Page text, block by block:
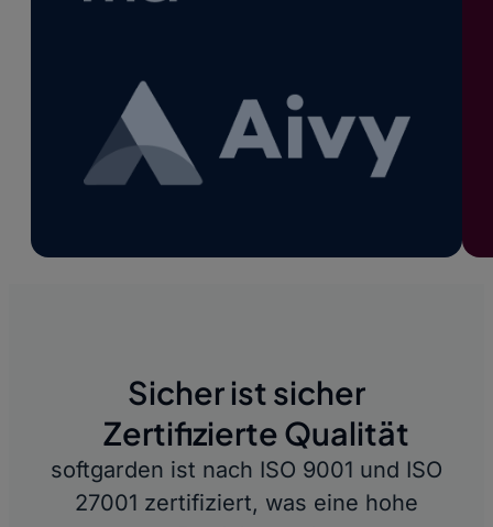
Sicher ist sicher
Zertifizierte Qualität
softgarden ist nach ISO 9001 und ISO
27001 zertifiziert, was eine hohe